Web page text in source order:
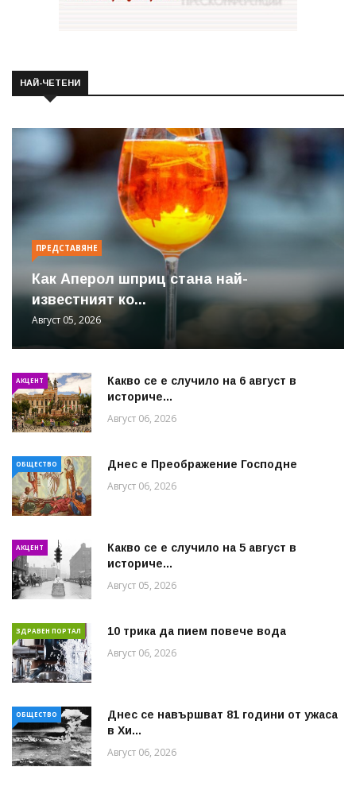
НАЙ-ЧЕТЕНИ
ПРЕДСТАВЯНЕ
Как Аперол шприц стана най-
известният ко...
Август 05, 2026
АКЦЕНТ
Какво се е случило на 6 август в
историче...
Август 06, 2026
ОБЩЕСТВО Днес е Преображение Господне
Август 06, 2026
АКЦЕНТ
Какво се е случило на 5 август в
историче...
Август 05, 2026
ЗДРАВЕН ПОРТАЛ 10 трика да пием повече вода
Август 06, 2026
ОБЩЕСТВО
Днес се навършват 81 години от ужаса
в Хи...
Август 06, 2026